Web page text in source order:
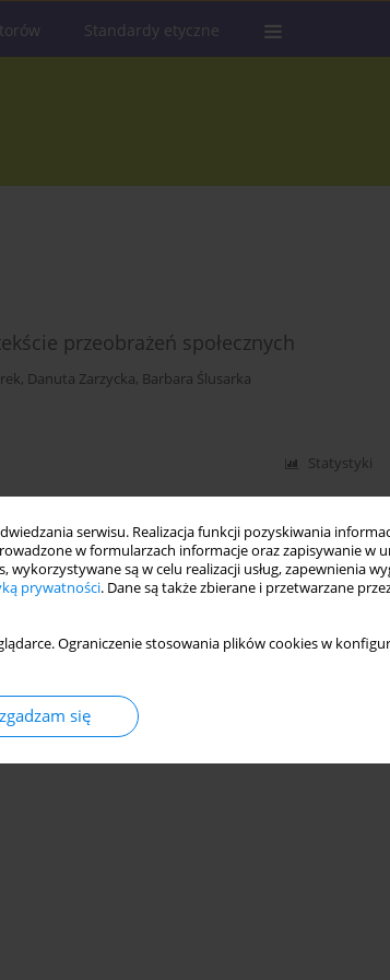
serwisu. Realizacja funkcji pozyskiwania
w formularzach informacje oraz zapisywanie w
wykorzystywane są w celu realizacji usług, zapewnienia
prywatności. Dane są także zbierane i przetwarzane
Ograniczenie stosowania plików cookies w
się
Standardy etyczne
przeobrażeń społecznych
, Danuta Zarzycka, Barbara Ślusarka
Statystyki